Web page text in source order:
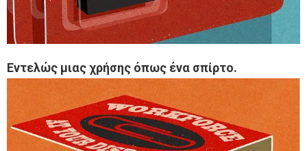
Εντελώς μιας χρήσης όπως ένα σπίρτο.